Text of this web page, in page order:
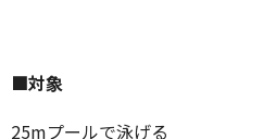
■対象
25mプールで泳げる